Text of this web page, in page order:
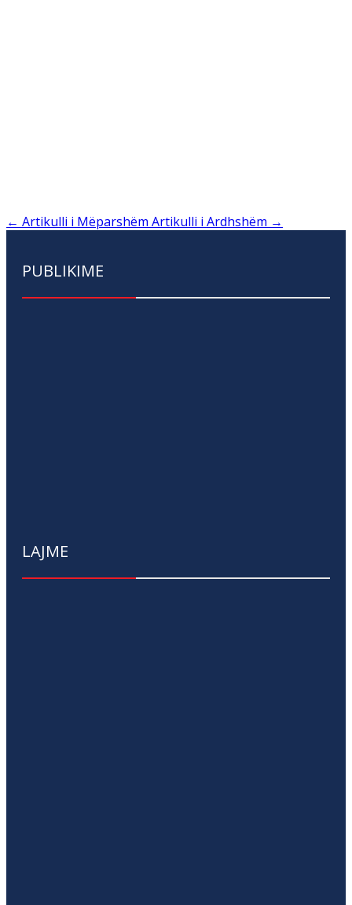
← Artikulli i Mëparshëm Artikulli i Ardhshëm →
PUBLIKIME
LAJME